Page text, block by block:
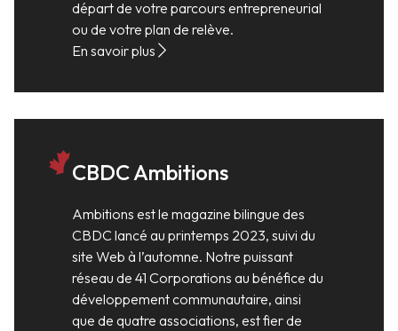
départ de votre parcours entrepreneurial
ou de votre plan de relève.
En savoir plus
CBDC Ambitions
Ambitions est le magazine bilingue des
CBDC lancé au printemps 2023, suivi du
site Web à l’automne. Notre puissant
réseau de 41 Corporations au bénéfice du
développement communautaire, ainsi
que de quatre associations, est fier de